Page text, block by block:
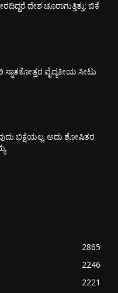
ದೇಶ ಚೂರಾಗುತ್ತಿತ್ತು: ಬಿಕೆ
ಸ್ನಾತಕೋತ್ತರ ವೈದ್ಯಕೀಯ ಸೀಟು
ಭಿಕ್ಷೆಯಲ್ಲ, ಅದು ಶೋಷಿತರ
2865
2246
2221